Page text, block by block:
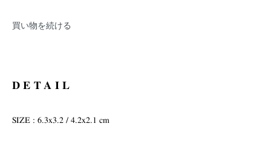
買い物を続ける
DETAIL
SIZE : 6.3x3.2 / 4.2x2.1 cm